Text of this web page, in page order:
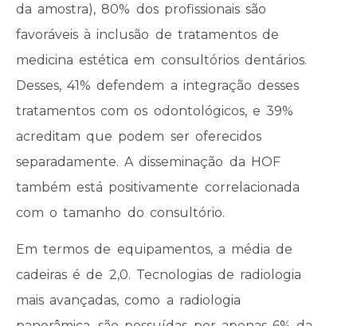
da amostra), 80% dos profissionais são
favoráveis à inclusão de tratamentos de
medicina estética em consultórios dentários.
Desses, 41% defendem a integração desses
tratamentos com os odontológicos, e 39%
acreditam que podem ser oferecidos
separadamente. A disseminação da HOF
também está positivamente correlacionada
com o tamanho do consultório.
Em termos de equipamentos, a média de
cadeiras é de 2,0. Tecnologias de radiologia
mais avançadas, como a radiologia